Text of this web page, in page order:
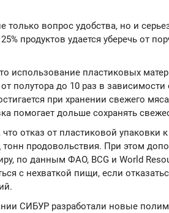
только вопрос удобства, но и
продуктов удается уберечь от
использование пластиковых
полутора до 10 раз в
при хранении свежего
помогает дольше сохранять
что отказ от пластиковой упаковки
тонн продовольствия. При этом
по данным ФАО, BCG и World
с нехваткой пищи, если
СИБУР разработали новые